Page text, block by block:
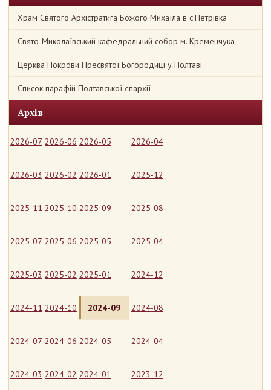
Храм Святого Архістратига Божого Михаїла в с.Петрівка
Свято-Миколаївський кафедральний собор м. Кременчука
Церква Покрови Пресвятої Богородиці у Полтаві
Список парафій Полтавської єпархії
Архів
2026-07 2026-06 2026-05 2026-04
2026-03 2026-02 2026-01 2025-12
2025-11 2025-10 2025-09 2025-08
2025-07 2025-06 2025-05 2025-04
2025-03 2025-02 2025-01 2024-12
2024-11 2024-10 2024-09 2024-08
2024-07 2024-06 2024-05 2024-04
2024-03 2024-02 2024-01 2023-12